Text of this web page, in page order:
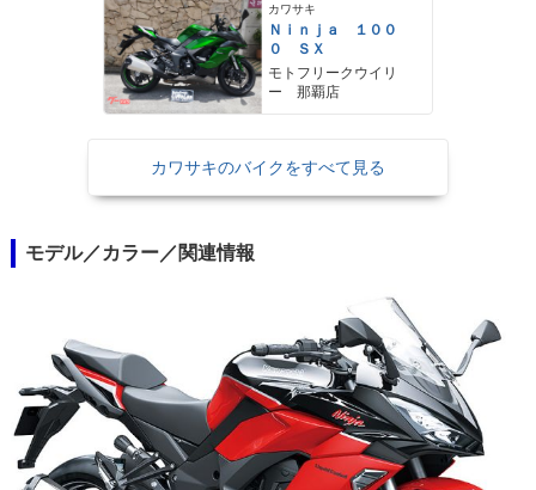
カワサキ
Ｎｉｎｊａ １００
０ ＳＸ
モトフリークウイリ
ー 那覇店
カワサキのバイクをすべて見る
モデル／カラー／関連情報